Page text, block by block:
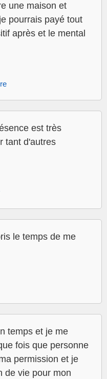
une maison et
pourrais payé tout
après et le mental
est très
tant d'autres
le temps de me
temps et je me
fois que personne
permission et je
de vie pour mon